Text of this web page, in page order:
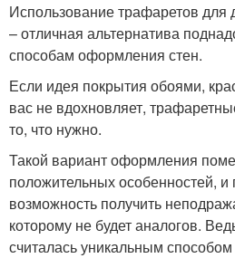
Использование трафаретов
– отличная альтернатива
способам оформления стен.
Если идея покрытия обоями,
вас не вдохновляет,
то, что нужно.
Такой вариант оформления
положительных особенностей, и
возможность получить
которому не будет аналогов.
считалась уникальным